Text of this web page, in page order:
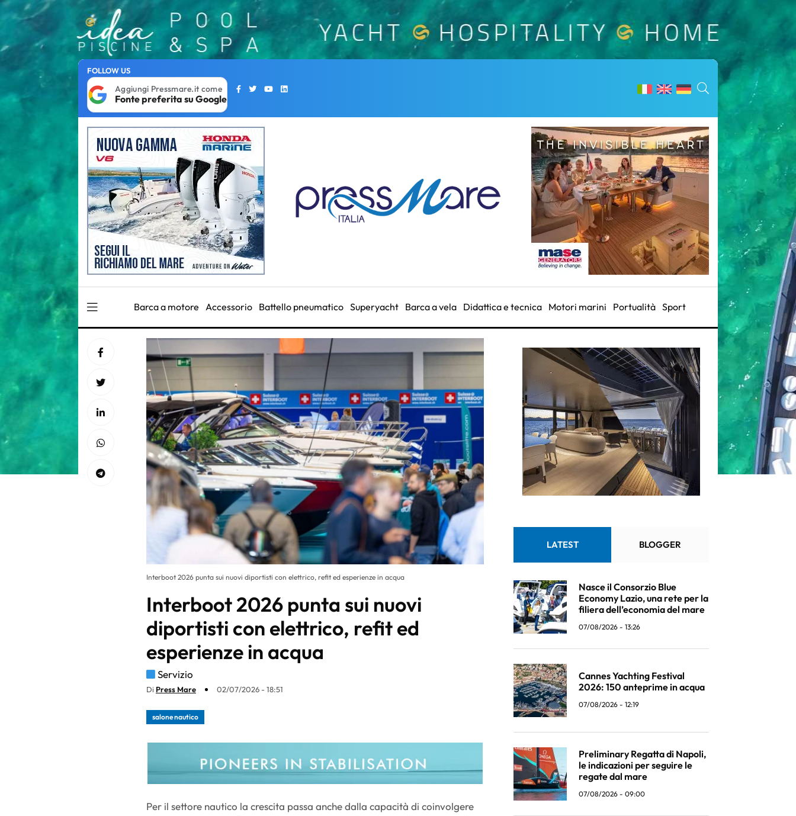
FOLLOW US
Aggiungi Pressmare.it come
Fonte preferita su Google
Barca a motore Accessorio Battello pneumatico Superyacht Barca a vela Didattica e tecnica Motori marini Portualità Sport
Interboot 2026 punta sui nuovi diportisti con elettrico, refit ed esperienze in acqua
Interboot 2026 punta sui nuovi
diportisti con elettrico, refit ed
esperienze in acqua
Servizio
Di Press Mare 02/07/2026 - 18:51
salone nautico
Per il settore nautico la crescita passa anche dalla capacità di coinvolgere
LATEST BLOGGER
Nasce il Consorzio Blue
Economy Lazio, una rete per la
filiera dell’economia del mare
07/08/2026 - 13:26
Cannes Yachting Festival
2026: 150 anteprime in acqua
07/08/2026 - 12:19
Preliminary Regatta di Napoli,
le indicazioni per seguire le
regate dal mare
07/08/2026 - 09:00